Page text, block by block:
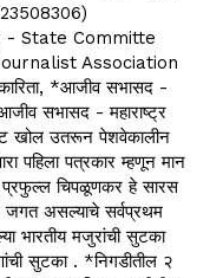
- State Committe
Association
*आजीव सभासद -
सभासद - महाराष्ट्र
फुट खोल उतरून पेशवेकालीन
पहिला पत्रकार म्हणून मान
प्रफुल्ल चिपळूणकर हे सारस
जगत असल्याचे सर्वप्रथम
भारतीय मजुरांची सुटका
सुटका . *निगडीतील २